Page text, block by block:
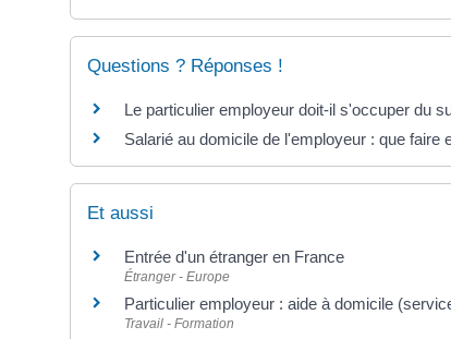
Questions ? Réponses !
Le particulier employeur doit-il s'occuper du
Salarié au domicile de l'employeur : que faire
Et aussi
Entrée d'un étranger en France
Étranger - Europe
Particulier employeur : aide à domicile
Travail - Formation